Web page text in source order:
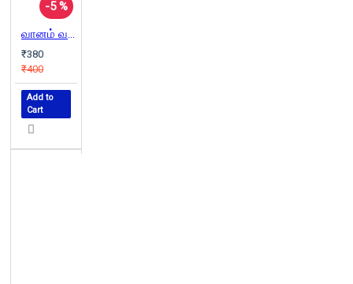
-5 %
வானம் வசப்படும்
₹380
₹400
Add to
Cart